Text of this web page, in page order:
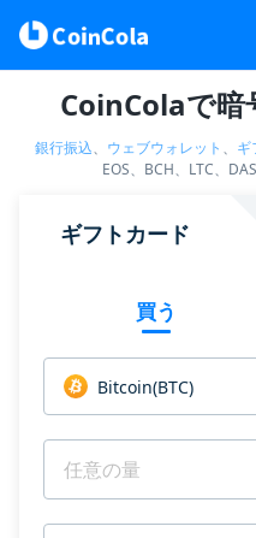
CoinColaで暗
銀行振込、 ウェブウォレット 、 ギ
EOS、BCH、LTC、
ギフトカード
買う
Bitcoin(BTC)